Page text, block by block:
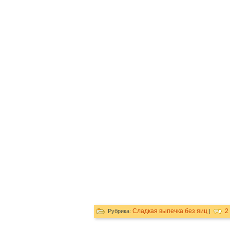
Рубрика: Сладкая выпечка без яиц 2